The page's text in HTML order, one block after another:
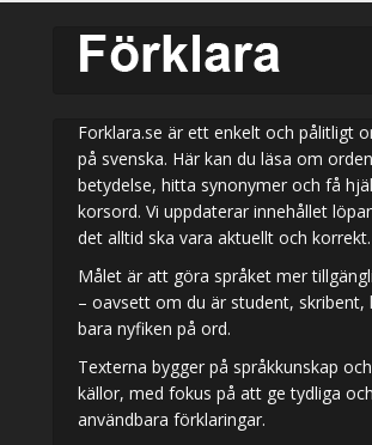
Forklara.se är ett enkelt och pålitligt
på svenska. Här kan du läsa om
betydelse, hitta synonymer och få
korsord. Vi uppdaterar innehållet
det alltid ska vara aktuellt och korrekt.
Målet är att göra språket mer
– oavsett om du är student, skribent,
bara nyfiken på ord.
Texterna bygger på språkkunskap
källor, med fokus på att ge tydliga och
användbara förklaringar.